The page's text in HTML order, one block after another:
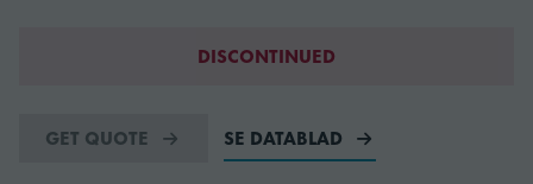
DISCONTINUED
GET QUOTE SE DATABLAD